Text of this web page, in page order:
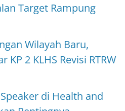
Target Rampung
Wilayah Baru,
2 KLHS Revisi RTRW
di Health and